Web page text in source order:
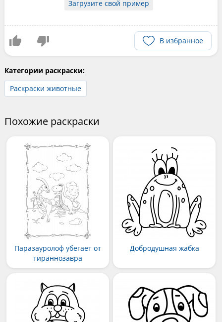
Загрузите свой пример
В избранное
Категории раскраски:
Раскраски животные
Похожие раскраски
Паразауролоф убегает от
тираннозавра
Добродушная жабка